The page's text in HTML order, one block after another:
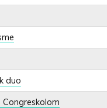
duo
Congreskolom